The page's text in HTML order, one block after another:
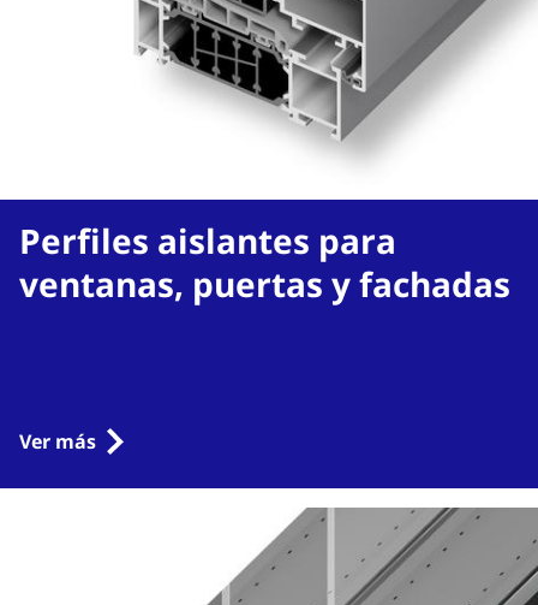
Perfiles aislantes para
ventanas, puertas y fachadas
Ver más